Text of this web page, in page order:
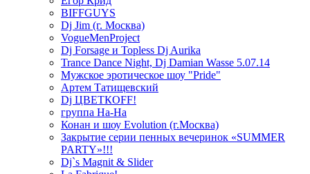
BIFFGUYS
Dj Jim (г. Москва)
VogueMenProject
Dj Forsage и Topless Dj Aurika
Trance Dance Night, Dj Damian Wasse 5.07.14
Мужское эротическое шоу "Pride"
Артем Татищевский
Dj ЦВЕТКOFF!
группа На-На
Конан и шоу Evolution (г.Москва)
Закрытие серии пенных вечеринок «SUMMER
PARTY»!!!
Dj`s Magnit & Slider